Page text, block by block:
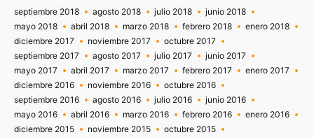
septiembre 2018
agosto 2018 julio 2018
junio 2018
mayo 2018
abril 2018 marzo 2018 febrero 2018
enero 2018
diciembre 2017
noviembre 2017
octubre 2017
septiembre 2017
agosto 2017 julio 2017
junio 2017
mayo 2017
abril 2017 marzo 2017 febrero 2017
enero 2017
diciembre 2016
noviembre 2016
octubre 2016
septiembre 2016
agosto 2016 julio 2016
junio 2016
mayo 2016
abril 2016 marzo 2016 febrero 2016
enero 2016
diciembre 2015
noviembre 2015
octubre 2015